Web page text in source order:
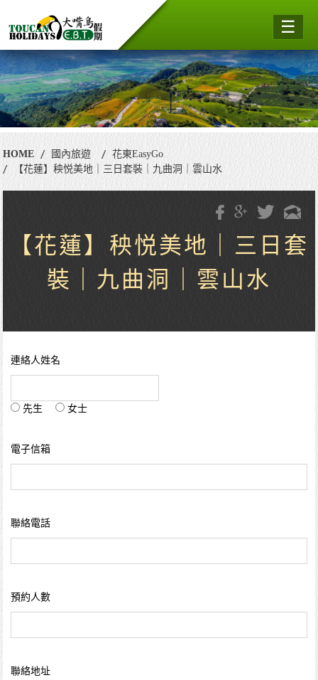
☰
HOME 國內旅遊
花東EasyGo
【花蓮】秧悦美地｜三日套裝｜九曲洞｜雲山水
【花蓮】秧悦美地｜三日套
裝｜九曲洞｜雲山水
連絡人姓名
先生 女士
電子信箱
聯絡電話
預約人數
聯絡地址